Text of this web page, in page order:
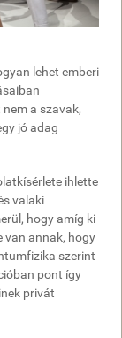
lehet emberi
a szavak,
jó adag
ihlette
valaki
hogy amíg ki
van annak, hogy
szerint
pont így
privát